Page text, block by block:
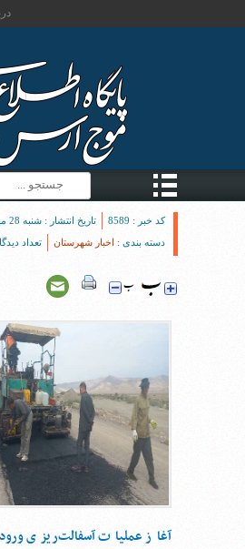
کد خبر : 8589
تاریخ انتشار : شنبه 28 مهر 1403 - 15:46
دسته بندی : اخبار شهرستان تعداد
آغاز عملیات آسفالت‌ریزی